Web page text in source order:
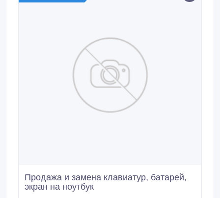
Продажа и замена клавиатур, батарей,
экран на ноутбук